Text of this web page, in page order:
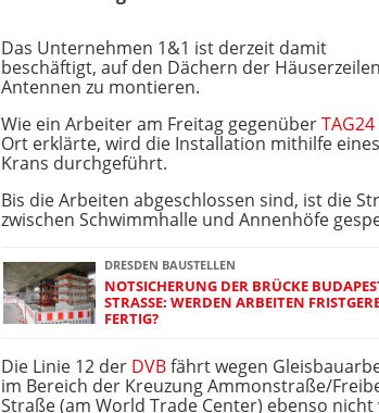
Das Unternehmen 1&1 ist derzeit damit
beschäftigt, auf den Dächern der
Antennen zu montieren.
Wie ein Arbeiter am Freitag gegenüberTAG24
Ort erklärte, wird die Installation mithilfe eines
Krans durchgeführt.
Bis die Arbeiten abgeschlossen sind, ist die
zwischen Schwimmhalle und Annenhöfe
DRESDEN BAUSTELLEN
NOTSICHERUNG DER BRÜCKE
STRASSE: WERDEN ARBEITEN
ERTIG?
Die Linie 12 der DVBfährt wegen
im Bereich der Kreuzung Ammonstraße/
Straße (am World Trade Center) ebenso nicht